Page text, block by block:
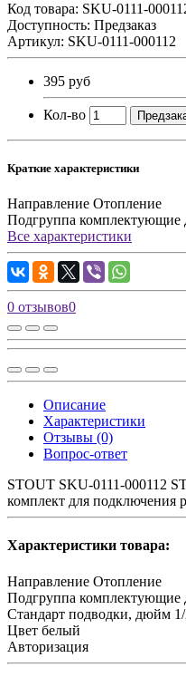
Код товара: SKU-0111-
Доступность: Предзаказ
Артикул: SKU-0111-000112
395 руб
Кол-во
Краткие характеристики
Направление Отопление
Подгруппа комплектующие
Все характеристики
0 отзывов0
Описание
Характеристики
Отзывы (0)
Вопрос-ответ
STOUT SKU-0111-000112
комплект для подключения
Характеристики товара:
Направление Отопление
Подгруппа комплектующие
Стандарт подводки, дюйм
Цвет белый
Авторизация